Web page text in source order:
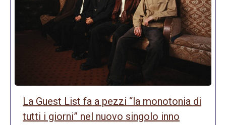
La Guest List fa a pezzi “la monotonia di
tutti i giorni” nel nuovo singolo inno